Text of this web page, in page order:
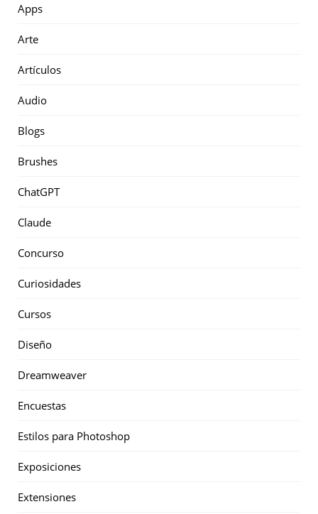
Apps
Arte
Artículos
Audio
Blogs
Brushes
ChatGPT
Claude
Concurso
Curiosidades
Cursos
Diseño
Dreamweaver
Encuestas
Estilos para Photoshop
Exposiciones
Extensiones